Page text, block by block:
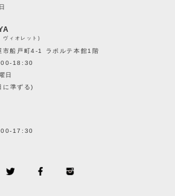
ヴィオレット)
船戸町4-1 ラポルテ本館1階
18:30
日
に準ずる)
17:30